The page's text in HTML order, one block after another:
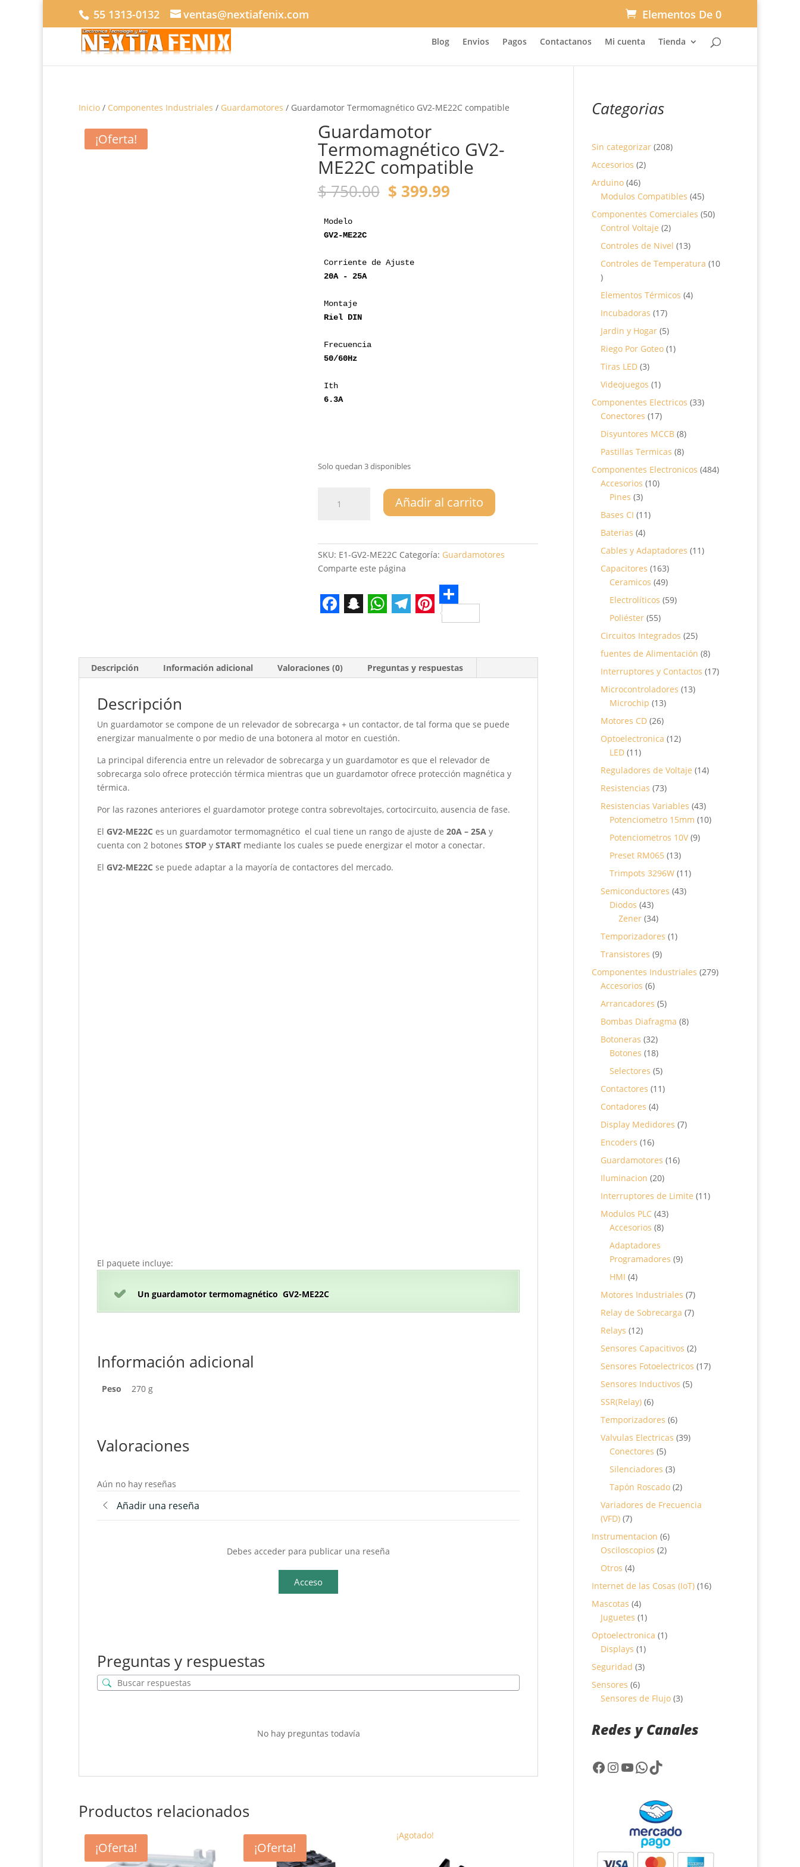
55 1313-0132 ventas@nextiafenix.com Elementos De 0
Blog Envios Pagos Contactanos Mi cuenta Tienda
Inicio / Componentes Industriales / Guardamotores / Guardamotor Termomagnético GV2-ME22C compatible
¡Oferta! Guardamotor
Termomagnético GV2-
ME22C compatible
$750.00 El
precio
$ 399.99El
Modelo
GV2-ME22C
Corriente de Ajuste
20A - 25A
Montaje
Riel DIN
Frecuencia
50/60Hz
Ith
6.3A
Solo quedan 3 disponibles
Termomagnético
Añadir al carrito
SKU: E1-GV2-ME22C Categoría: Guardamotores
Comparte este página
c
e
o
o
k
a
p
h
a
t
a
t
A
p
p
l
e
r
a
m
n
t
r
s
t
S
a
r
Descripción Información adicional Valoraciones (0) Preguntas y respuestas
Descripción
Un guardamotor se compone de un relevador de sobrecarga + un contactor, de tal forma que se puede
energizar manualmente o por medio de una botonera al motor en cuestión.
La principal diferencia entre un relevador de sobrecarga y un guardamotor es que el relevador de
sobrecarga solo ofrece protección térmica mientras que un guardamotor ofrece protección magnética y
térmica.
Por las razones anteriores el guardamotor protege contra sobrevoltajes, cortocircuito, ausencia de fase.
El GV2-ME22C es un guardamotor termomagnético el cual tiene un rango de ajuste de 20A – 25A y
cuenta con 2 botones STOP y START mediante los cuales se puede energizar el motor a conectar.
El GV2-ME22C se puede adaptar a la mayoría de contactores del mercado.
El paquete incluye:
Un guardamotor termomagnético GV2-ME22C
Información adicional
Peso 270 g
Valoraciones
Aún no hay reseñas
Añadir una reseña
Debes acceder para publicar una reseña
Acceso
Preguntas y respuestas
No hay preguntas todavía
Productos relacionados
¡Oferta! ¡Oferta!
¡Agotado!
Categorias
Sin categorizar 208208
Accesorios 22
Arduino 4646
productos
Modulos Compatibles 4545
productos
Componentes Comerciales 5050
Control Voltaje 22
productos
Controles de Nivel 1313
productos
Controles de Temperatura 10
10
productos
Elementos Térmicos 44
Incubadoras 1717
productos
Jardin y Hogar 55
productos
Riego Por Goteo 11
Tiras LED 33
productos
Videojuegos 11
producto
Componentes Electricos 3333
Conectores 1717
productos
Disyuntores MCCB 88
productos
Pastillas Termicas 88
productos
Componentes Electronicos 484484
Accesorios 1010
Pines 33
productos
Bases CI 1111
Baterias 44
productos
Cables y Adaptadores 1111
Capacitores 163163
productos
Ceramicos 4949
productos
Electrolíticos 5959
Poliéster 5555
productos
Circuitos Integrados 2525
productos
fuentes de Alimentación 88
productos
Interruptores y Contactos 1717
Microcontroladores 1313
Microchip 1313
productos
Motores CD 2626
productos
Optoelectronica 1212
LED 1111
productos
Reguladores de Voltaje 1414
Resistencias 7373
productos
Resistencias Variables 4343
productos
Potenciometro 15mm 1010
Potenciometros 10V 99
Preset RM065 1313
productos
Trimpots 3296W 1111
Semiconductores 4343
Diodos 4343
productos
Zener 3434
productos
Temporizadores 11
Transistores 99
productos
Componentes Industriales 279279
Accesorios 66
productos
Arrancadores 55
productos
Bombas Diafragma 88
Botoneras 3232
productos
Botones 1818
productos
Selectores 55
productos
Contactores 1111
Contadores 44
productos
Display Medidores 77
Encoders 1616
productos
Guardamotores 1616
Iluminacion 2020
productos
Interruptores de Limite 1111
Modulos PLC 4343
Accesorios 88
Adaptadores
Programadores 99
HMI 44
productos
Motores Industriales 77
productos
Relay de Sobrecarga 77
Relays 1212
productos
Sensores Capacitivos 22
productos
Sensores Fotoelectricos 1717
Sensores Inductivos 55
SSR(Relay) 66
productos
Temporizadores 66
productos
Valvulas Electricas 3939
Conectores 55
productos
Silenciadores 33
productos
Tapón Roscado 22
productos
Variadores de Frecuencia
(VFD) 77
productos
Instrumentacion 66
productos
Osciloscopios 22
Otros 44
productos
Internet de las Cosas (IoT) 1616
Mascotas 44
productos
Juguetes 11
producto
Optoelectronica 11
Displays 11
producto
Seguridad 33
Sensores 66
productos
Sensores de Flujo 33
Redes y Canales
Facebook
Instagram
YouTube
WhatsApp
TikTok